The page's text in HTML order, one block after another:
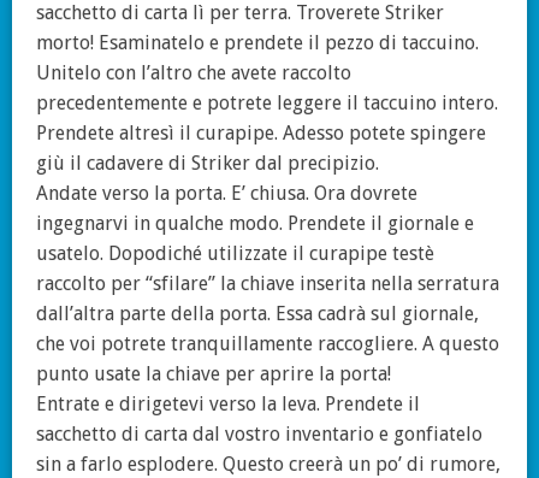
sacchetto di carta lì per terra. Troverete Striker
morto! Esaminatelo e prendete il pezzo di taccuino.
Unitelo con l’altro che avete raccolto
precedentemente e potrete leggere il taccuino intero.
Prendete altresì il curapipe. Adesso potete spingere
giù il cadavere di Striker dal precipizio.
Andate verso la porta. E’ chiusa. Ora dovrete
ingegnarvi in qualche modo. Prendete il giornale e
usatelo. Dopodiché utilizzate il curapipe testè
raccolto per “sfilare” la chiave inserita nella serratura
dall’altra parte della porta. Essa cadrà sul giornale,
che voi potrete tranquillamente raccogliere. A questo
punto usate la chiave per aprire la porta!
Entrate e dirigetevi verso la leva. Prendete il
sacchetto di carta dal vostro inventario e gonfiatelo
sin a farlo esplodere. Questo creerà un po’ di rumore,